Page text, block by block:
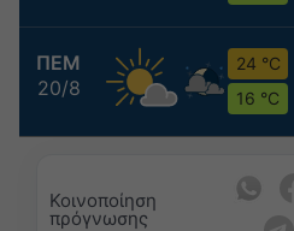
ΠΕΜ
20/8
24 °C
16 °C
Κοινοποίηση
πρόγνωσης